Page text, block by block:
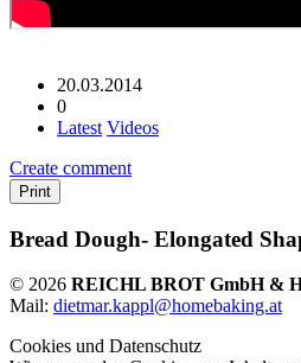
20.03.2014
0
Latest Videos
Create comment
Print
Bread Dough- Elongated
© 2026 REICHL BROT GmbH &
Mail: dietmar.kappl@homebaking.at
Cookies und Datenschutz